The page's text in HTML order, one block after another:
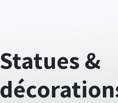
Statues &